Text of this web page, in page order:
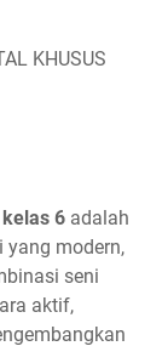
KHUSUS
6 adalah
yang modern,
seni
aktif,